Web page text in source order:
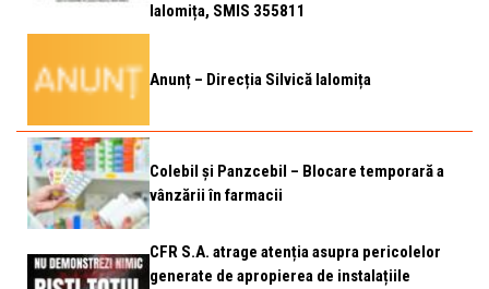
Ialomița, SMIS 355811
Anunț – Direcția Silvică Ialomița
Colebil și Panzcebil – Blocare temporară a
vânzării în farmacii
CFR S.A. atrage atenția asupra pericolelor
generate de apropierea de instalațiile